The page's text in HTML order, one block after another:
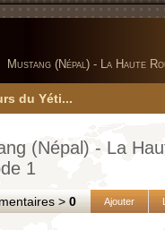
Mustang (Népal) - La Haute
du Yéti...
(Népal) - La
1
>0 Ajouter